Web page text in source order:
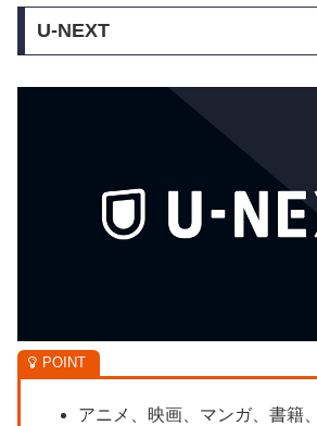
U-NEXT
アニメ、映画、マンガ、書籍